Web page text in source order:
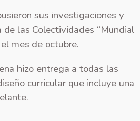
sus investigaciones y
las Colectividades “Mundial
mes de octubre.
hizo entrega a todas las
curricular que incluye una